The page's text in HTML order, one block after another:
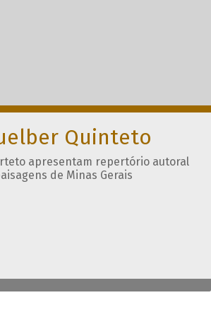
Quinteto
apresentam repertório autoral
de Minas Gerais